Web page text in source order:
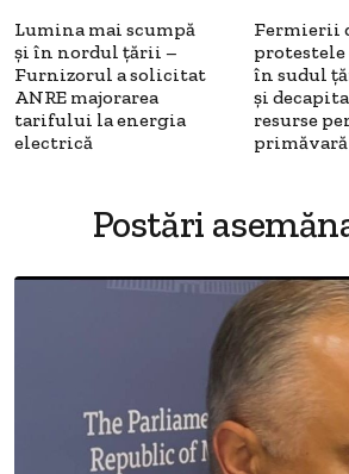
Lumina mai scumpă
și în nordul țării –
Furnizorul a solicitat
ANRE majorarea
tarifului la energia
electrică
Fermierii
protestele
în sudul
și
resurse
primăvară
Postări